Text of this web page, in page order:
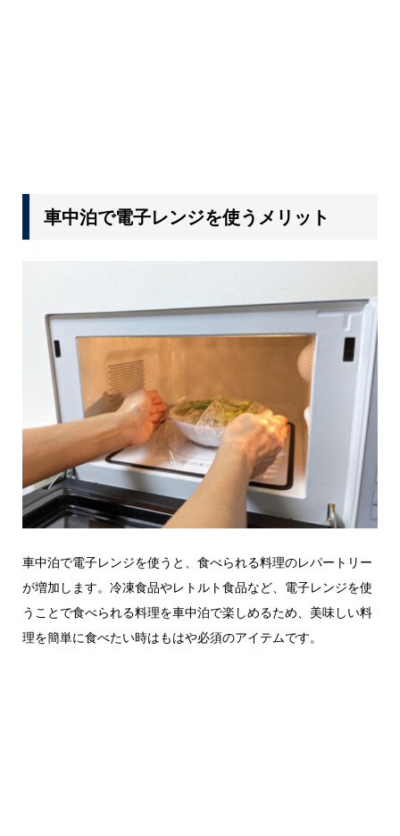
車中泊で電子レンジを使うメリット
車中泊で電子レンジを使うと、食べられる料理のレパートリー
が増加します。冷凍食品やレトルト食品など、電子レンジを使
うことで食べられる料理を車中泊で楽しめるため、美味しい料
理を簡単に食べたい時はもはや必須のアイテムです。